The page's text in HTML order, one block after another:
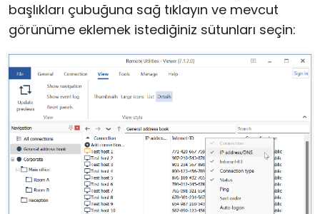
başlıkları çubuğuna sağ tıklayın ve mevcut
görünüme eklemek istediğiniz sütunları seçin: